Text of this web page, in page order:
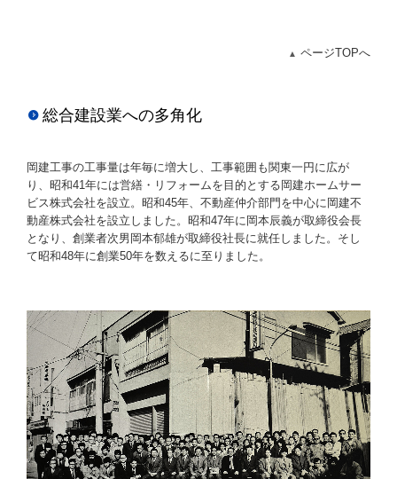
▲ ページTOPへ
総合建設業への多角化
岡建工事の工事量は年毎に増大し、工事範囲も関東一円に広が
り、昭和41年には営繕・リフォームを目的とする岡建ホームサー
ビス株式会社を設立。昭和45年、不動産仲介部門を中心に岡建不
動産株式会社を設立しました。昭和47年に岡本辰義が取締役会長
となり、創業者次男岡本郁雄が取締役社長に就任しました。そし
て昭和48年に創業50年を数えるに至りました。